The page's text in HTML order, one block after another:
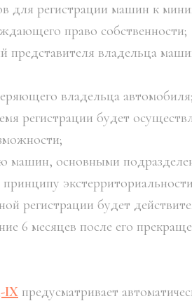
для регистрации машин к
право собственности;
владельца
владельца автомобиля;
регистрации будет
машин, основными
регистрации будет
6 месяцев после его
IX предусматривает